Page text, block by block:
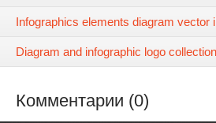
Infographics elements diagram vector
Diagram and infographic logo collection
Комментарии (0)